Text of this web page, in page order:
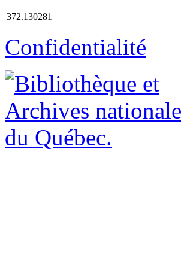
372.130281
Confidentialité